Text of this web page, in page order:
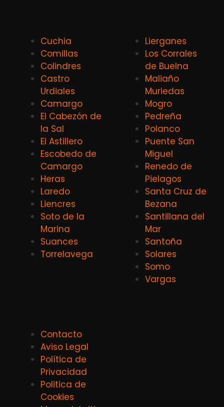
Cuchia
Comillas
Colindres
Castro
Urdiales
Camargo
El Cabezón de
la Sal
El Astillero
Escobedo de
Camargo
Heras
Laredo
Liencres
Soto de la
Marina
Suances
Torrelavega
Lierganes
Los Corrales
de Buelna
Maliaño
Muriedas
Mogro
Pedreña
Polanco
Puente San
Miguel
Renedo de
Pielagos
Santa Cruz de
Bezana
Santillana del
Mar
Santoña
Solares
Somo
Vargas
Contacto
Aviso Legal
Política de
Privacidad
Politica de
Cookies